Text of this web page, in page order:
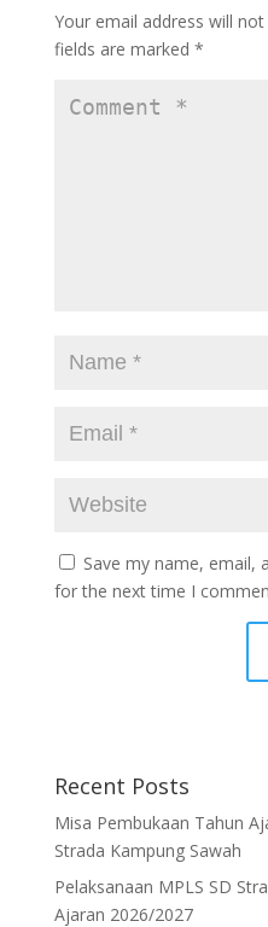
k
Your email address will not
fields are marked *
Save my name, email,
for the next time I
Recent Posts
Misa Pembukaan Tahun
Strada Kampung Sawah
Pelaksanaan MPLS SD
Ajaran 2026/2027